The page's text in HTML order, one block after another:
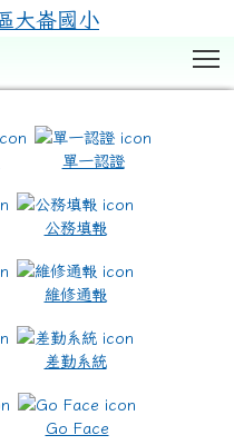
單一認證
公務填報
維修通報
差勤系統
Go Face